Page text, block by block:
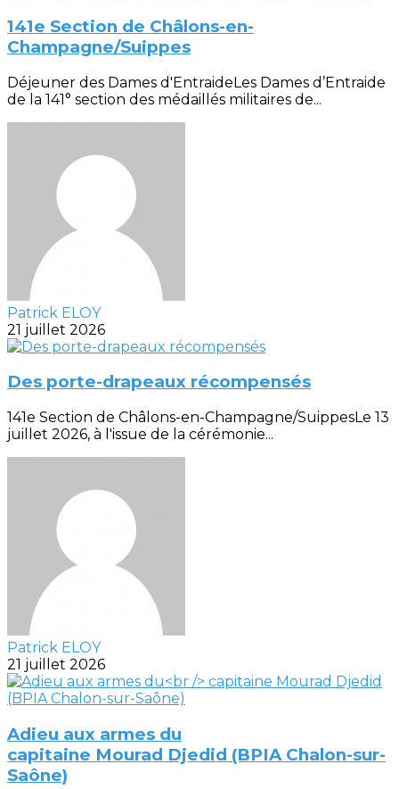
141e Section de Châlons-en-
Champagne/Suippes
Déjeuner des Dames d'EntraideLes Dames d’Entraide
de la 141° section des médaillés militaires de...
Patrick ELOY
21 juillet 2026
Des porte-drapeaux récompensés
141e Section de Châlons-en-Champagne/SuippesLe 13
juillet 2026, à l'issue de la cérémonie...
Patrick ELOY
21 juillet 2026
Adieu aux armes du
capitaine Mourad Djedid (BPIA Chalon-sur-
Saône)